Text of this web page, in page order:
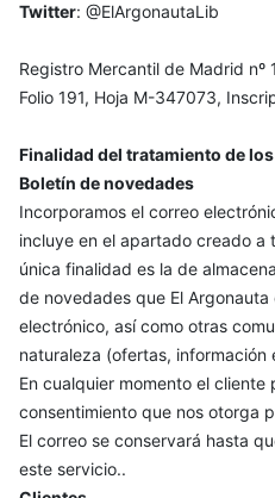
Twitter: @ElArgonautaLib
Registro Mercantil de Madrid nº
Folio 191, Hoja M-347073,
Finalidad del tratamiento de
Boletín de novedades
Incorporamos el correo
incluye en el apartado creado a
única finalidad es la de
de novedades que El
electrónico, así como otras
naturaleza (ofertas, información
En cualquier momento el cliente
consentimiento que nos otorga
El correo se conservará hasta
este servicio..